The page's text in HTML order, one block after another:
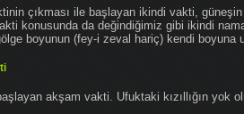
çıkması ile başlayan ikindi vakti,
konusunda da değindiğimiz gibi ikindi
boyunun (fey-i zeval hariç) kendi boyuna
akşam vakti. Ufuktaki kızıllığın yok